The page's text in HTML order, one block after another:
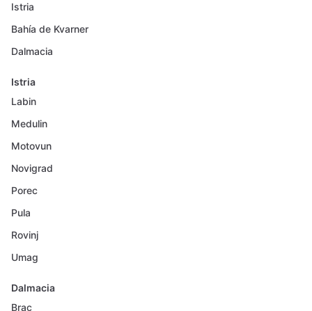
Istria
Bahía de Kvarner
Dalmacia
Istria
Labin
Medulin
Motovun
Novigrad
Porec
Pula
Rovinj
Umag
Dalmacia
Brac